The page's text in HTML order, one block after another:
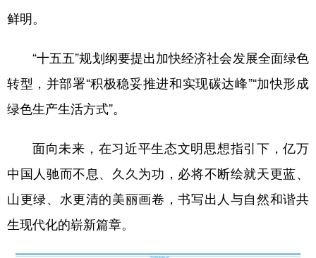
鲜明。
“十五五”规划纲要提出加快经济社会发展全面绿色
转型，并部署“积极稳妥推进和实现碳达峰”“加快形成
绿色生产生活方式”。
面向未来，在习近平生态文明思想指引下，亿万
中国人驰而不息、久久为功，必将不断绘就天更蓝、
山更绿、水更清的美丽画卷，书写出人与自然和谐共
生现代化的崭新篇章。